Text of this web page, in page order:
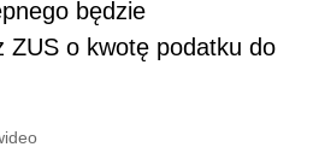
będzie
ZUS o kwotę podatku do